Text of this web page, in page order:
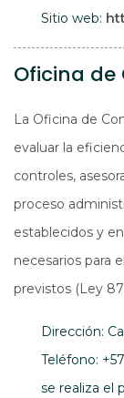
Sitio web:
Oficina
La Oficina de
evaluar la
controles,
proceso
establecidos y
necesarios para
previstos (Ley 87
Dirección:
Teléfono:
se realiza el